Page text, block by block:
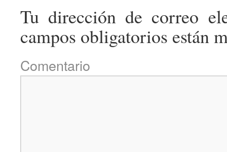
Tu dirección de correo
campos obligatorios están